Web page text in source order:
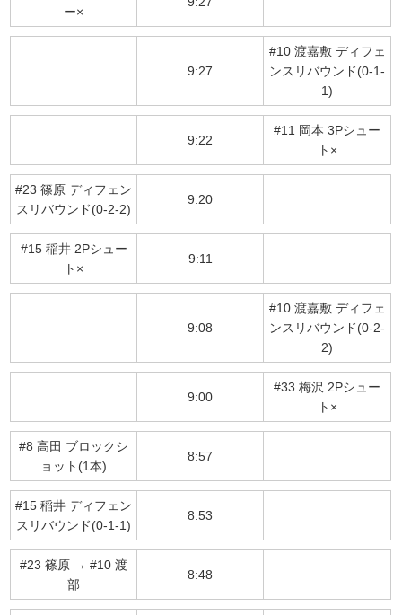
ー×
9:27
#10 渡嘉敷 ディフェ
ンスリバウンド(0-1-
1)
9:22
#11 岡本 3Pシュー
ト×
#23 篠原 ディフェン
スリバウンド(0-2-2)
9:20
#15 稲井 2Pシュー
ト×
9:11
9:08
#10 渡嘉敷 ディフェ
ンスリバウンド(0-2-
2)
9:00
#33 梅沢 2Pシュー
ト×
#8 高田 ブロックシ
ョット(1本)
8:57
#15 稲井 ディフェン
スリバウンド(0-1-1)
8:53
#23 篠原 → #10 渡
部
8:48